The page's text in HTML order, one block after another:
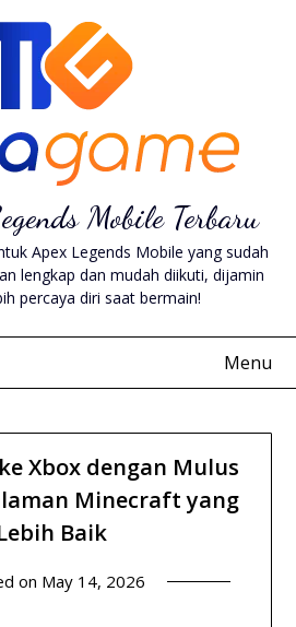
Mobile Terbaru
Apex Legends Mobile yang sudah
lengkap dan mudah diikuti, dijamin
percaya diri saat bermain!
Menu
Xbox dengan Mulus
Minecraft yang
Baik
on May 14, 2026